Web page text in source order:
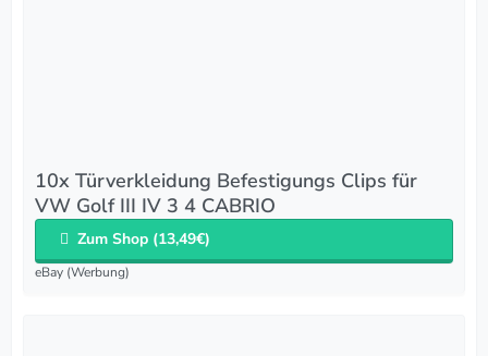
10x Türverkleidung Befestigungs Clips für
VW Golf III IV 3 4 CABRIO
Zum Shop (13,49€)
eBay (Werbung)